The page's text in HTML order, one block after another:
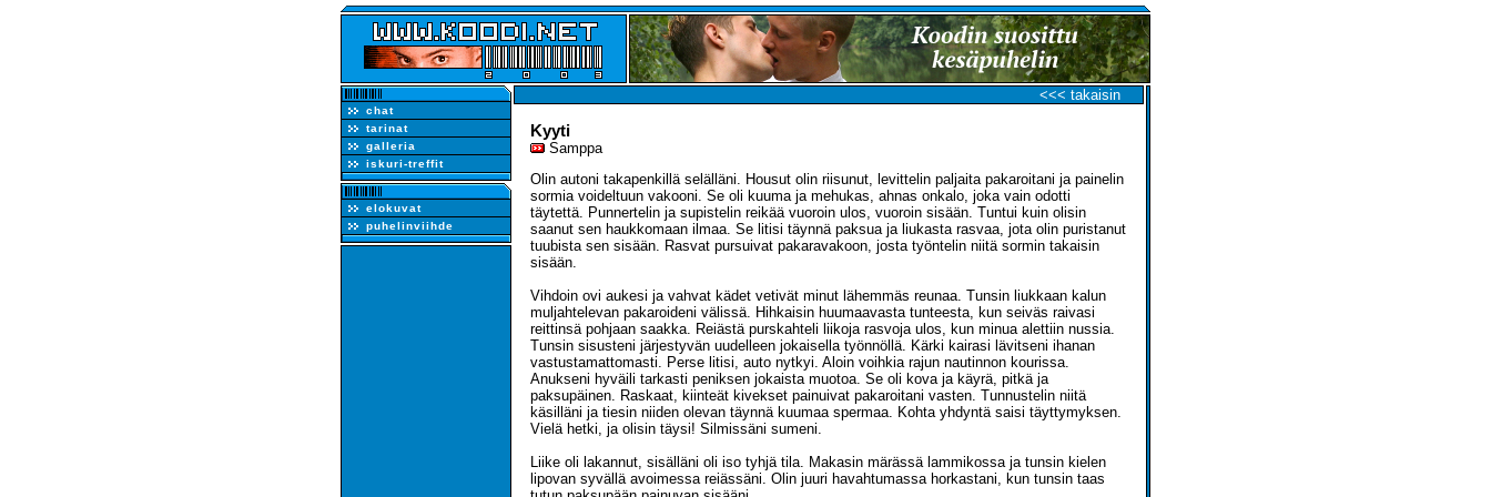
chat
tarinat
galleria
iskuri-treffit
elokuvat
puhelinviihde
<<< takaisin
Kyyti
Samppa
Olin autoni takapenkillä selälläni. Housut olin riisunut, levittelin paljaita pakaroitani ja painelin
sormia voideltuun vakooni. Se oli kuuma ja mehukas, ahnas onkalo, joka vain odotti
täytettä. Punnertelin ja supistelin reikää vuoroin ulos, vuoroin sisään. Tuntui kuin olisin
saanut sen haukkomaan ilmaa. Se litisi täynnä paksua ja liukasta rasvaa, jota olin puristanut
tuubista sen sisään. Rasvat pursuivat pakaravakoon, josta työntelin niitä sormin takaisin
sisään.
Vihdoin ovi aukesi ja vahvat kädet vetivät minut lähemmäs reunaa. Tunsin liukkaan kalun
muljahtelevan pakaroideni välissä. Hihkaisin huumaavasta tunteesta, kun seiväs raivasi
reittinsä pohjaan saakka. Reiästä purskahteli liikoja rasvoja ulos, kun minua alettiin nussia.
Tunsin sisusteni järjestyvän uudelleen jokaisella työnnöllä. Kärki kairasi lävitseni ihanan
vastustamattomasti. Perse litisi, auto nytkyi. Aloin voihkia rajun nautinnon kourissa.
Anukseni hyväili tarkasti peniksen jokaista muotoa. Se oli kova ja käyrä, pitkä ja
paksupäinen. Raskaat, kiinteät kivekset painuivat pakaroitani vasten. Tunnustelin niitä
käsilläni ja tiesin niiden olevan täynnä kuumaa spermaa. Kohta yhdyntä saisi täyttymyksen.
Vielä hetki, ja olisin täysi! Silmissäni sumeni.
Liike oli lakannut, sisälläni oli iso tyhjä tila. Makasin märässä lammikossa ja tunsin kielen
lipovan syvällä avoimessa reiässäni. Olin juuri havahtumassa horkastani, kun tunsin taas